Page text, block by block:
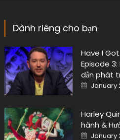
Dành riêng cho bạn
Have I
Episode
dẫn phát
Posted
on
January
Harley
hành &
Posted
January